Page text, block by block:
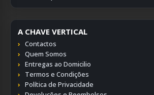
A CHAVE VERTICAL
Contactos
Quem Somos
Entregas ao Domicilio
Termos e Condições
Política de Privacidade